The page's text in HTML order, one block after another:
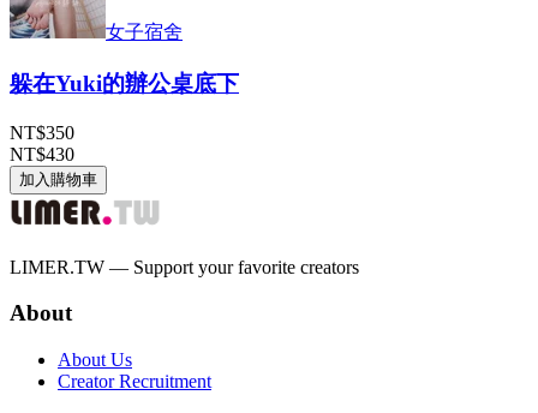
女子宿舍
躲在Yuki的辦公桌底下
NT$350
NT$430
加入購物車
LIMER.TW — Support your favorite creators
About
About Us
Creator Recruitment